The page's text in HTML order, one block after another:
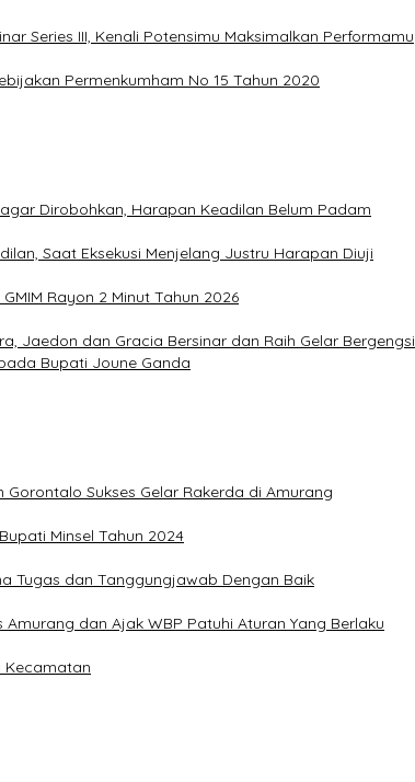
Series III, Kenali Potensimu Maksimalkan Performamu
Permenkumham No 15 Tahun 2020
Dirobohkan, Harapan Keadilan Belum Padam
Saat Eksekusi Menjelang Justru Harapan Diuji
Rayon 2 Minut Tahun 2026
Jaedon dan Gracia Bersinar dan Raih Gelar Bergengsi
Bupati Joune Ganda
Gorontalo Sukses Gelar Rakerda di Amurang
Minsel Tahun 2024
Tugas dan Tanggungjawab Dengan Baik
dan Ajak WBP Patuhi Aturan Yang Berlaku
Kecamatan